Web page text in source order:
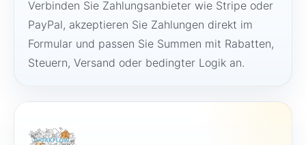
Verbinden Sie Zahlungsanbieter wie Stripe oder
PayPal, akzeptieren Sie Zahlungen direkt im
Formular und passen Sie Summen mit Rabatten,
Steuern, Versand oder bedingter Logik an.